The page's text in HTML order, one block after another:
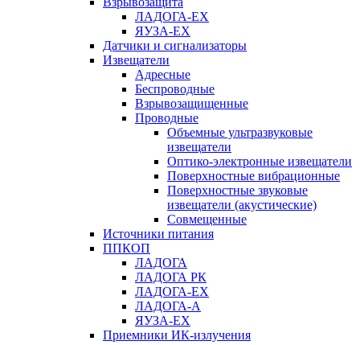
ЛАДОГА-EX
ЯУЗА-ЕХ
Датчики и сигнализаторы
Извещатели
Адресные
Беспроводные
Взрывозащищенные
Проводные
Объемные ультразвуковые
извещатели
Оптико-электронные извещатели
Поверхностные вибрационные
Поверхностные звуковые
извещатели (акустические)
Совмещенные
Источники питания
ППКОП
ЛАДОГА
ЛАДОГА РК
ЛАДОГА-EX
ЛАДОГА-А
ЯУЗА-ЕХ
Приемники ИК-излучения